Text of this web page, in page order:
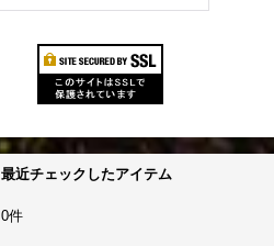
最近チェックしたアイテム
0件